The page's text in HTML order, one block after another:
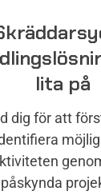
lita på
dig för att